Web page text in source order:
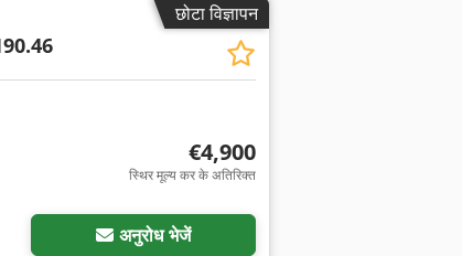
छोटा विज्ञापन
€4,900
स्थिर मूल्य कर के अतिरिक्त
अनुरोध भेजें